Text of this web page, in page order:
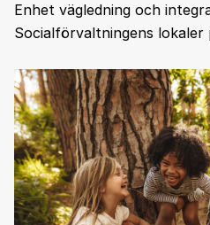
Enhet vägledning och
Socialförvaltningens lokaler